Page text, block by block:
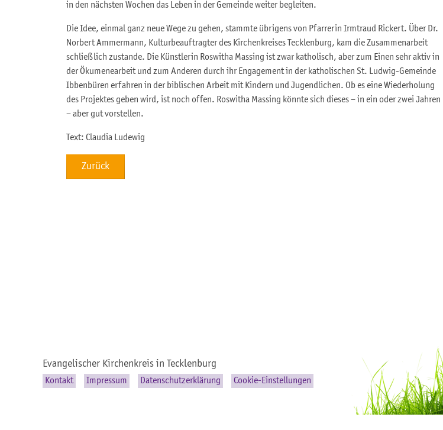
in den nächsten Wochen das Leben in der Gemeinde weiter begleiten.
Die Idee, einmal ganz neue Wege zu gehen, stammte übrigens von Pfarrerin Irmtraud Rickert. Über Dr.
Norbert Ammermann, Kulturbeauftragter des Kirchenkreises Tecklenburg, kam die Zusammenarbeit
schließlich zustande. Die Künstlerin Roswitha Massing ist zwar katholisch, aber zum Einen sehr aktiv in
der Ökumenearbeit und zum Anderen durch ihr Engagement in der katholischen St. Ludwig-Gemeinde
Ibbenbüren erfahren in der biblischen Arbeit mit Kindern und Jugendlichen. Ob es eine Wiederholung
des Projektes geben wird, ist noch offen. Roswitha Massing könnte sich dieses – in ein oder zwei Jahren
– aber gut vorstellen.
Text: Claudia Ludewig
Zurück
Evangelischer Kirchenkreis in Tecklenburg
Kontakt Impressum Datenschutzerklärung Cookie-Einstellungen